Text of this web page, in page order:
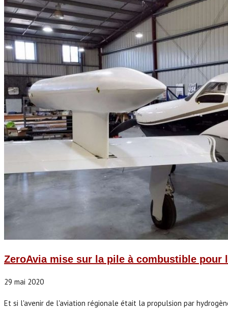
ZeroAvia mise sur la pile à combustible pour
29 mai 2020
Et si l'avenir de l'aviation régionale était la propulsion par